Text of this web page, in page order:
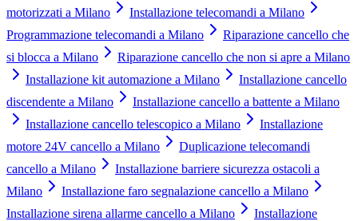
motorizzati a Milano
Installazione telecomandi a Milano
Programmazione telecomandi a Milano
Riparazione cancello che
si blocca a Milano
Riparazione cancello che non si apre a Milano
Installazione kit automazione a Milano
Installazione cancello
discendente a Milano
Installazione cancello a battente a Milano
Installazione cancello telescopico a Milano
Installazione
motore 24V cancello a Milano
Duplicazione telecomandi
cancello a Milano
Installazione barriere sicurezza ostacoli a
Milano
Installazione faro segnalazione cancello a Milano
Installazione sirena allarme cancello a Milano
Installazione